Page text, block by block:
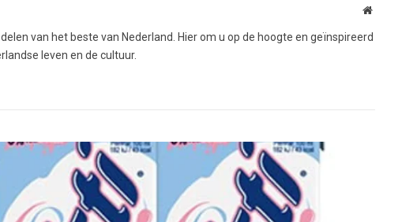
Website
van het beste van Nederland. Hier om u op de hoogte en geïnspireerd
leven en de cultuur.